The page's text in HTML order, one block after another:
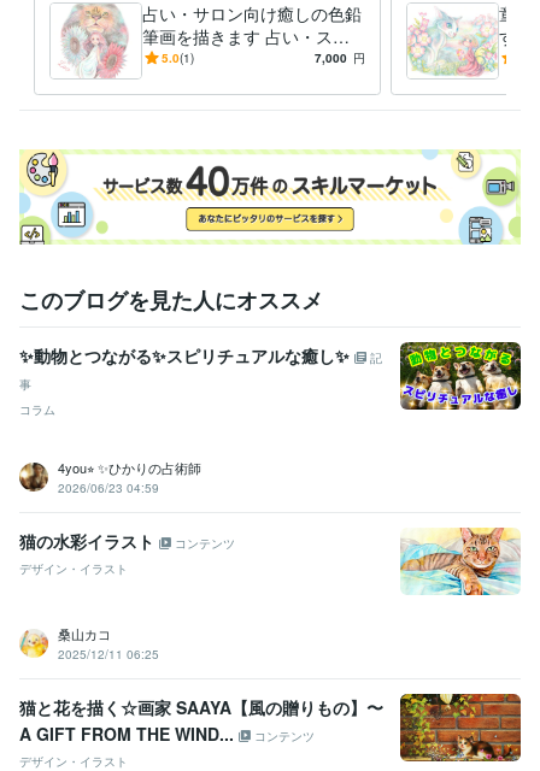
占い・サロン向け癒しの色鉛
筆画を描きます 占い・スピ
リチュアル系の方へ癒しの色
5.0(1) 7,000 円
童話
す
鉛筆
このブログを見た人にオススメ
✨動物とつながる✨スピリチュアルな癒し✨
記
事
コラム
4you⭐︎ ✨ひかりの占術師
2026/06/23 04:59
猫の水彩イラスト
コンテンツ
デザイン・イラスト
桑山カコ
2025/12/11 06:25
猫と花を描く☆画家 SAAYA【風の贈りもの】〜
A GIFT FROM THE WIND...
コンテンツ
デザイン・イラスト